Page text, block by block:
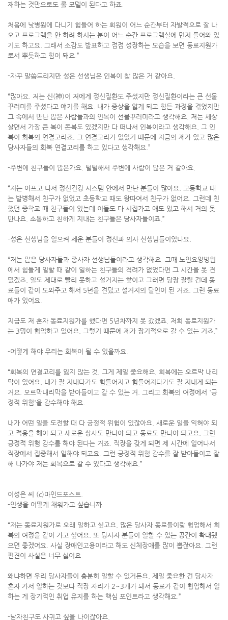
재하는 것만으로도 롤 모델이 된다고 하죠.
처음에 낮병원에 다니기 힘들어 하는 회원이 어느 순간부터 자발적으로 잘 나
오고 프로그램을 안 하려 하시는 분이 어느 순간 프로그램실에 먼저 들어와 있
기도 하고요. 그래서 소감도 발표하고 점점 성장하는 모습을 보면 동료지원가
로서 뿌듯하고 힘이 돼요.”
-자꾸 말씀드리지만 성은 선생님은 인복이 참 많은 거 같아요.
“많아요. 저는 신(神)이 저에게 정신질환도 주셨지만 정신질환이라는 큰 선물
꾸러미를 주셨다고 얘기를 해요. 내가 증상을 앓게 되고 힘든 과정을 겪었지만
그 속에서 만난 많은 사람들과의 인복이 선물꾸러미라고 생각해요. 저는 세상
살면서 가장 큰 복이 돈복도 있겠지만 다 떠나서 인복이라고 생각해요. 그 인
복이 회복의 연결고리죠. 그 연결고리가 있었기 때문에 지금의 제가 있고 많은
당사자들의 회복 연결고리를 하고 있다고 생각해요.”
-주변에 친구들이 많은가요. 털털해서 주변에 사람이 많은 거 같아요.
“저는 아프고 나서 정신건강 시스템 안에서 만난 분들이 많아요. 고등학교 때
는 발병해서 친구가 없었고 초등학교 때도 왕따여서 친구가 없어요. 그런데 친
했던 중학교 때 친구들이 있는데 이들도 다 시집가고 애도 있고 해서 거의 못
만나요. 소통하고 친하게 지내는 친구들은 당사자들이죠.”
-성은 선생님을 일으켜 세운 분들이 정신과 의사 선생님들이었나요.
“저는 많은 당사자들과 종사자 선생님들이라고 생각해요. 그때 노인요양병원
에서 힘들게 일할 때 같이 일하는 친구들의 격려가 없었다면 그 시간을 못 견
뎠겠죠. 일도 제대로 빨리 못하고 설거지는 쌓이고 그러면 당장 잘릴 건데 동
료들이 같이 도와주고 해서 5년을 견뎠고 설거지의 달인이 된 거죠. 그런 동료
애가 있어요.
지금도 저 혼자 동료지원가를 했다면 5년차까지 못 갔겠죠. 저희 동료지원가
는 3명이 협업하고 있어요. 그렇기 때문에 제가 장기적으로 갈 수 있는 거죠.”
-어떻게 해야 우리는 회복이 될 수 있을까요.
“회복의 연결고리를 잃지 않는 것. 그게 제일 중요해요. 회복에는 오르막 내리
막이 있어요. 내가 잘 지내다가도 힘들어지고 힘들어지다가도 잘 지내게 되는
거요. 오르막내리막을 받아들이고 갈 수 있는 거. 그리고 회복의 여정에서 '긍
정적 위험'을 감수해야 해요.
내가 어떤 일을 도전할 때 다 긍정적 위험이 있잖아요. 새로운 일을 익혀야 되
고 적응을 해야 되고 새로운 상사도 만나야 되고 동료도 만나야 되고요. 그런
긍정적 위험 감수를 해야 된다는 거죠. 직장을 갖게 되면 제 시간에 일어나서
직장에서 집중해서 일해야 되고요. 그런 긍정적 위험 감수를 잘 받아들이고 잘
해 나가야 저는 회복으로 갈 수 있다고 생각해요.”
이성은 씨 (c)마인드포스트.
-인생을 어떻게 채워가고 싶습니까.
“저는 동료지원가로 오래 일하고 싶고요. 많은 당사자 동료들이랑 협업해서 회
복의 여정을 같이 가고 싶어요. 또 당사자 분들이 일할 수 있는 공간이 확대됐
으면 좋겠어요. 사실 장애인고용이라고 해도 신체장애를 많이 뽑잖아요. 그런
편견이 사실은 너무 싫어요.
왜냐하면 우리 당사자들이 충분히 일할 수 있거든요. 제일 중요한 건 당사자
혼자 가서 일하는 것보다 직장 자리가 2~3개가 돼서 동료가 같이 협업해서 일
하는 게 장기적인 취업 유지를 하는 핵심 포인트라고 생각해요.”
-남자친구도 사귀고 싶을 나이잖아요.